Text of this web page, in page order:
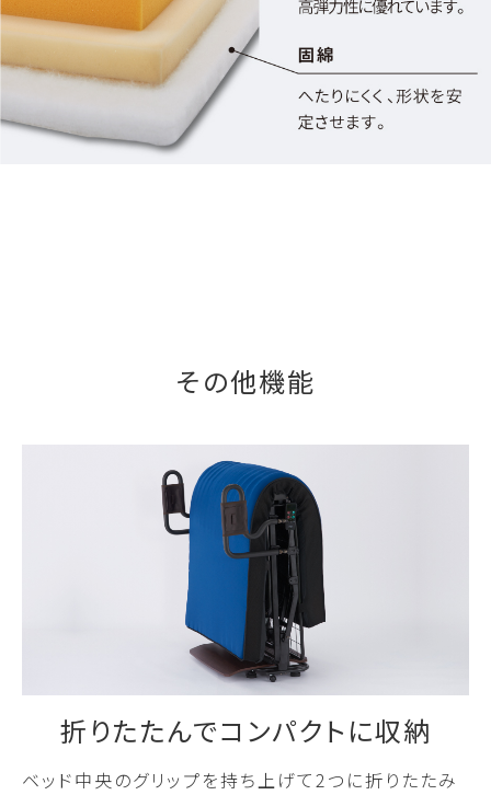
その他機能
折りたたんでコンパクトに収納
ベッド中央のグリップを持ち上げて2つに折りたたみ